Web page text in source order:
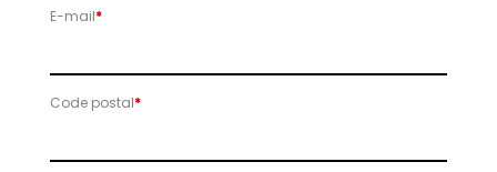
E-mail*
Code postal*